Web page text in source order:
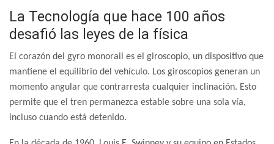
La Tecnología que hace 100 años
desafió las leyes de la física
El corazón del gyro monorail es el giroscopio, un dispositivo que
mantiene el equilibrio del vehículo. Los giroscopios generan un
momento angular que contrarresta cualquier inclinación. Esto
permite que el tren permanezca estable sobre una sola vía,
incluso cuando está detenido.